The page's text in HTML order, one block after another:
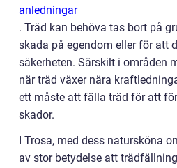
anledningar
. Träd kan behöva tas bort på
skada på egendom eller för att
säkerheten. Särskilt i områden
när träd växer nära
ett måste att fälla träd för att
skador.
I Trosa, med dess natursköna
av stor betydelse att